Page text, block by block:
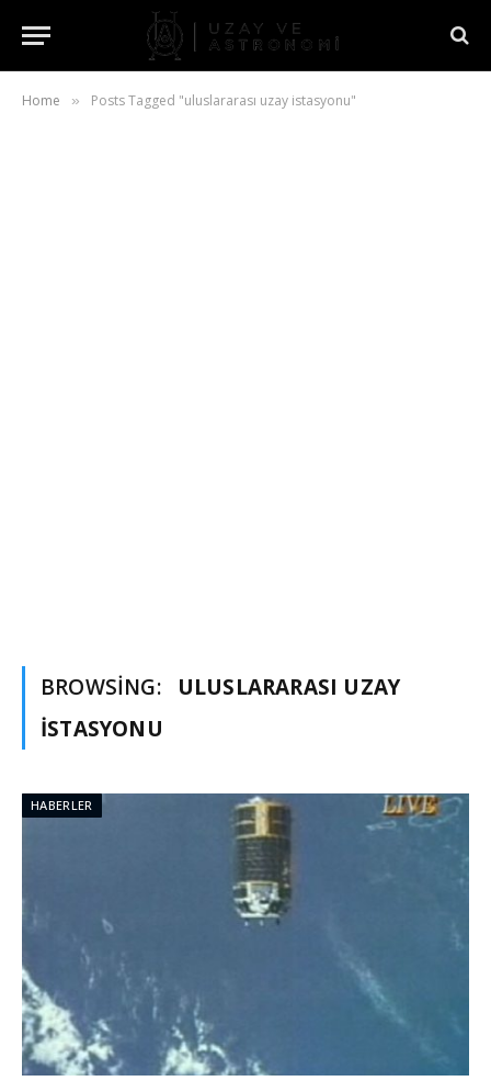
Home » Posts Tagged "uluslararası uzay istasyonu"
BROWSING:
ULUSLARARASI UZAY
ISTASYONU
HABERLER